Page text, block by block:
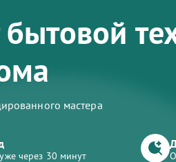
мастера
через 30 минут